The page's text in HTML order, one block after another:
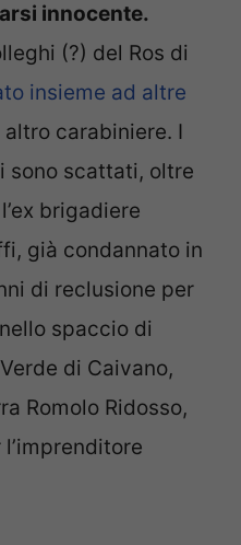
innocente.
(?) del Ros di
insieme ad altre
altro carabiniere. I
sono scattati, oltre
brigadiere
già condannato in
di reclusione per
spaccio di
di Caivano,
Romolo Ridosso,